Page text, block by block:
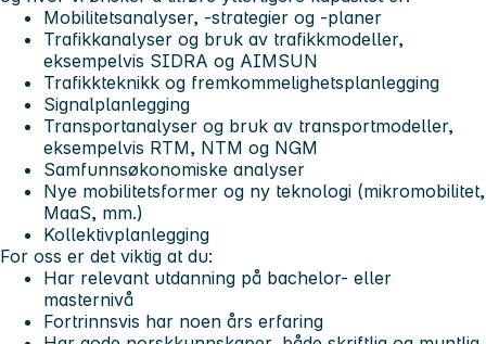
Mobilitetsanalyser, -strategier og -planer
Trafikkanalyser og bruk av trafikkmodeller,
eksempelvis SIDRA og AIMSUN
Trafikkteknikk og fremkommelighetsplanlegging
Signalplanlegging
Transportanalyser og bruk av transportmodeller,
eksempelvis RTM, NTM og NGM
Samfunnsøkonomiske analyser
Nye mobilitetsformer og ny teknologi (mikromobilitet,
MaaS, mm.)
Kollektivplanlegging
For oss er det viktig at du:
Har relevant utdanning på bachelor- eller
masternivå
Fortrinnsvis har noen års erfaring